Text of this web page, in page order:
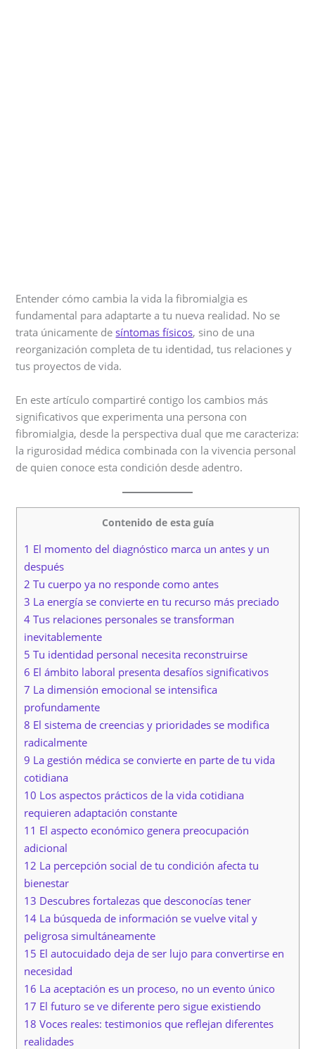
Entender cómo cambia la vida la fibromialgia es
fundamental para adaptarte a tu nueva realidad. No se
trata únicamente desíntomas físicos, sino de una
reorganización completa de tu identidad, tus relaciones y
tus proyectos de vida.
En este artículo compartiré contigo los cambios más
significativos que experimenta una persona con
fibromialgia, desde la perspectiva dual que me caracteriza:
la rigurosidad médica combinada con la vivencia personal
de quien conoce esta condición desde adentro.
Contenido de esta guía
1 El momento del diagnóstico marca un antes y un
después
2 Tu cuerpo ya no responde como antes
3 La energía se convierte en tu recurso más preciado
4 Tus relaciones personales se transforman
inevitablemente
5 Tu identidad personal necesita reconstruirse
6 El ámbito laboral presenta desafíos significativos
7 La dimensión emocional se intensifica
profundamente
8 El sistema de creencias y prioridades se modifica
radicalmente
9 La gestión médica se convierte en parte de tu vida
cotidiana
10 Los aspectos prácticos de la vida cotidiana
requieren adaptación constante
11 El aspecto económico genera preocupación
adicional
12 La percepción social de tu condición afecta tu
bienestar
13 Descubres fortalezas que desconocías tener
14 La búsqueda de información se vuelve vital y
peligrosa simultáneamente
15 El autocuidado deja de ser lujo para convertirse en
necesidad
16 La aceptación es un proceso, no un evento único
17 El futuro se ve diferente pero sigue existiendo
18 Voces reales: testimonios que reflejan diferentes
realidades